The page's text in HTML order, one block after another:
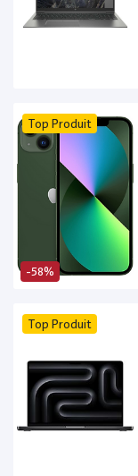
-58%
Top Produit
Top Produit